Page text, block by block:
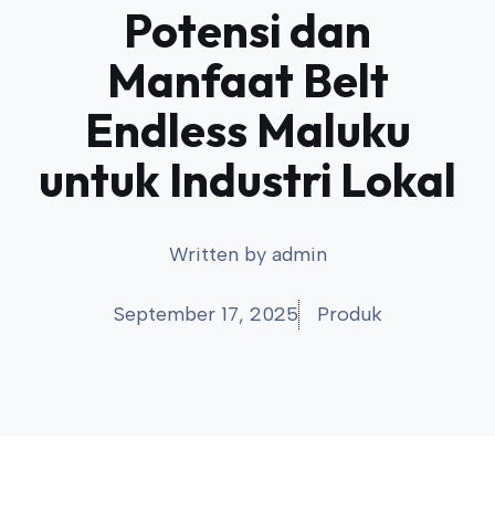
Potensi dan
Manfaat Belt
Endless Maluku
untuk Industri Lokal
Written by admin
September 17, 2025 Produk